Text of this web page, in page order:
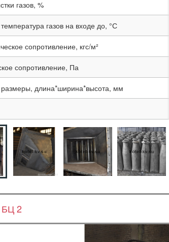
газов, %
газов на входе до, °С
сопротивление, кгс/м²
сопротивление, Па
длина*ширина*высота, мм
БЦ 2